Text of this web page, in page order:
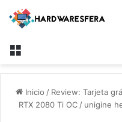
Inicio / Review: Tarjeta
RTX 2080 Ti OC / unigine